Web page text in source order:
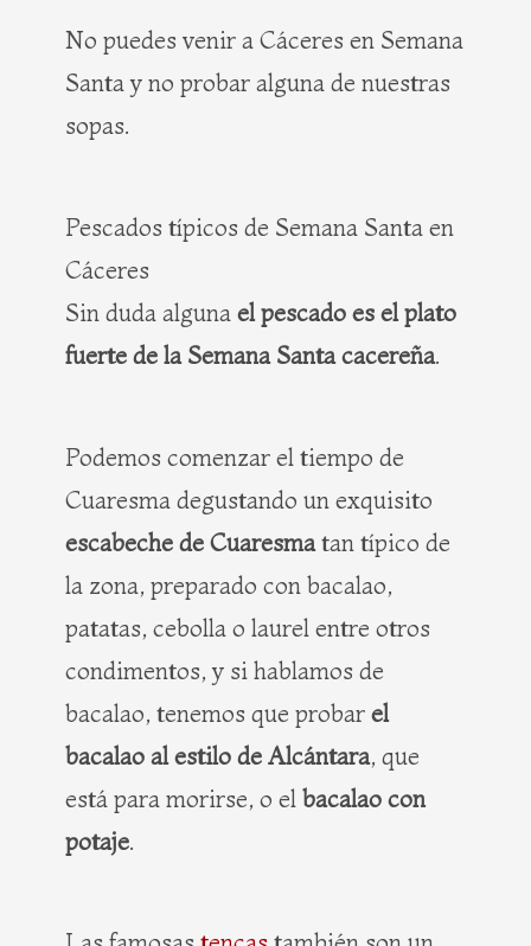
No puedes venir a Cáceres en Semana
Santa y no probar alguna de nuestras
sopas.
Pescados típicos de Semana Santa en
Cáceres
Sin duda alguna el pescado es el plato
fuerte de la Semana Santa cacereña.
Podemos comenzar el tiempo de
Cuaresma degustando un exquisito
escabeche de Cuaresmatan típico de
la zona, preparado con bacalao,
patatas, cebolla o laurel entre otros
condimentos, y si hablamos de
bacalao, tenemos que probar el
bacalao al estilo de Alcántara, que
está para morirse, o el bacalao con
potaje.